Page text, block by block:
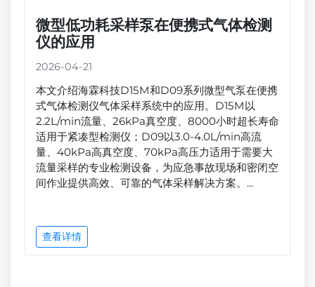
微型低功耗采样泵在便携式气体检测
仪的应用
2026-04-21
本文介绍海霖科技D15M和D09系列微型气泵在便携
式气体检测仪气体采样系统中的应用。D15M以
2.2L/min流量、26kPa真空度、8000小时超长寿命
适用于紧凑型检测仪；D09以3.0-4.0L/min高流
量、40kPa高真空度、70kPa高压力适用于需要大
流量采样的专业检测设备，为应急事故现场和密闭空
间作业提供高效、可靠的气体采样解决方案。...
查看详情